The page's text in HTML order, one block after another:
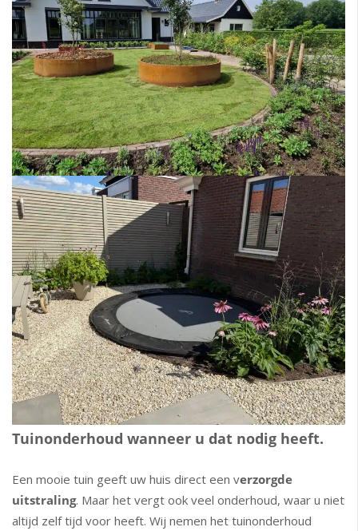
Tuinonderhoud wanneer u dat nodig heeft.
Een mooie tuin geeft uw huis direct een verzorgde
uitstraling. Maar het vergt ook veel onderhoud, waar u niet
altijd zelf tijd voor heeft. Wij nemen het tuinonderhoud